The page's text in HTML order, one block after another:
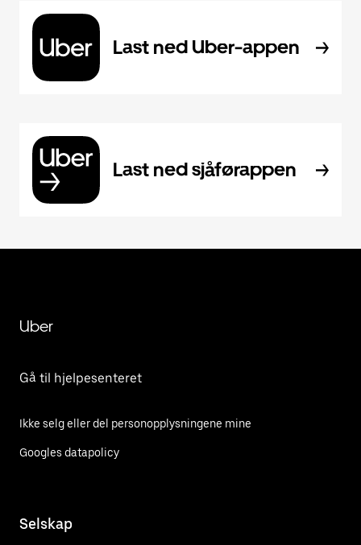
Last ned Uber-appen
Last ned sjåførappen
Uber
Gå til hjelpesenteret
Ikke selg eller del personopplysningene mine
Googles datapolicy
Selskap